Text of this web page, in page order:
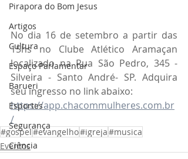
Pirapora do Bom Jesus
Artigos
Cultura
Espaço Parlamentar
Barueri
Esportes
Segurança
Ciência
No dia 16 de setembro a partir das
15hs no Clube Atlético Aramaçan
localizado na Rua São Pedro, 345 -
Silveira - Santo André- SP. Adquira
seu ingresso no link abaixo:
https://app.chacommulheres.com.br
/
#gospel#evangelho#igreja#musica
Eventos